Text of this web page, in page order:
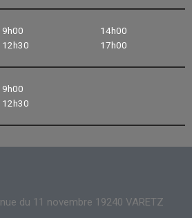
9h00
12h30
14h00
17h00
9h00
12h30
du 11 novembre 19240 VARETZ